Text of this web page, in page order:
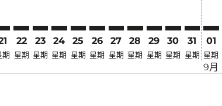
期
22
星期
23
星期
24
星期
25
星期
26
星期
27
星期
28
星期
29
星期
30
星期
31
星期
01
星期
9月